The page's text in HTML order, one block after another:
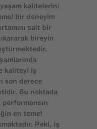
kalitelerini
bir deneyim
salt bir
bireyin
kaliteyi iş
son derece
Bu noktada
en temel
Peki, iş